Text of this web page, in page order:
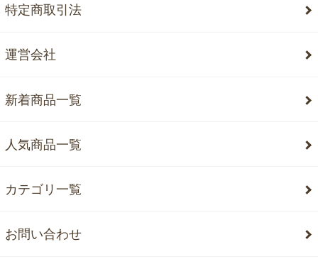
特定商取引法
運営会社
新着商品一覧
人気商品一覧
カテゴリ一覧
お問い合わせ